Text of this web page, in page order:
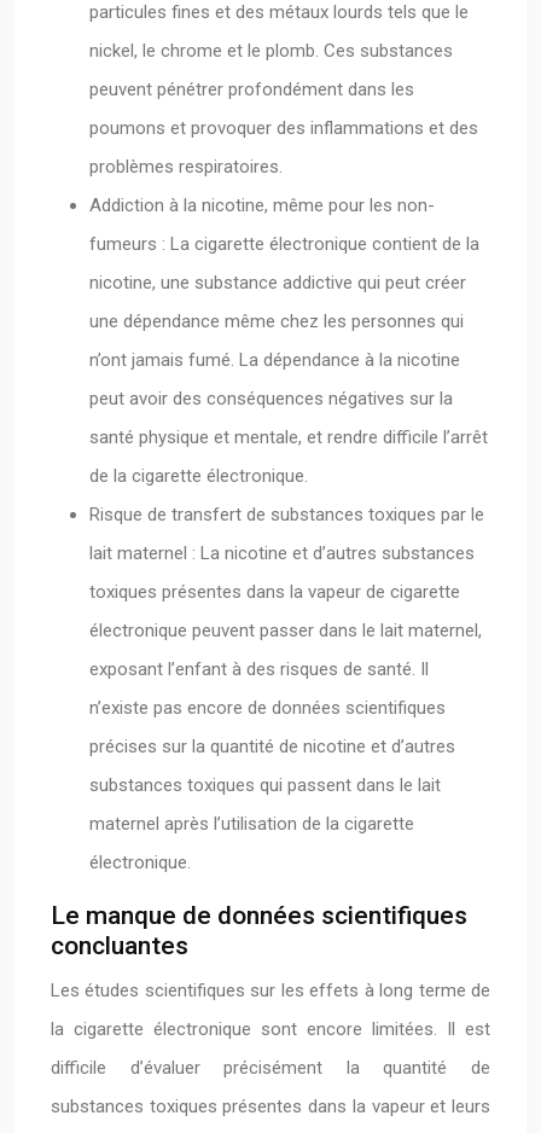
particules fines et des métaux lourds tels que le
nickel, le chrome et le plomb. Ces substances
peuvent pénétrer profondément dans les
poumons et provoquer des inflammations et des
problèmes respiratoires.
Addiction à la nicotine, même pour les non-
fumeurs : La cigarette électronique contient de la
nicotine, une substance addictive qui peut créer
une dépendance même chez les personnes qui
n’ont jamais fumé. La dépendance à la nicotine
peut avoir des conséquences négatives sur la
santé physique et mentale, et rendre difficile l’arrêt
de la cigarette électronique.
Risque de transfert de substances toxiques par le
lait maternel : La nicotine et d’autres substances
toxiques présentes dans la vapeur de cigarette
électronique peuvent passer dans le lait maternel,
exposant l’enfant à des risques de santé. Il
n’existe pas encore de données scientifiques
précises sur la quantité de nicotine et d’autres
substances toxiques qui passent dans le lait
maternel après l’utilisation de la cigarette
électronique.
Le manque de données scientifiques
concluantes
Les études scientifiques sur les effets à long terme de
la cigarette électronique sont encore limitées. Il est
difficile d’évaluer précisément la quantité de
substances toxiques présentes dans la vapeur et leurs